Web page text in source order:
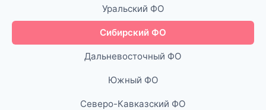
Уральский ФО
Сибирский ФО
Дальневосточный ФО
Южный ФО
Северо-Кавказский ФО